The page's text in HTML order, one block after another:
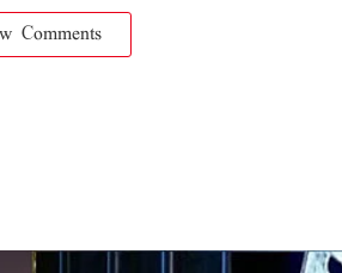
Comments